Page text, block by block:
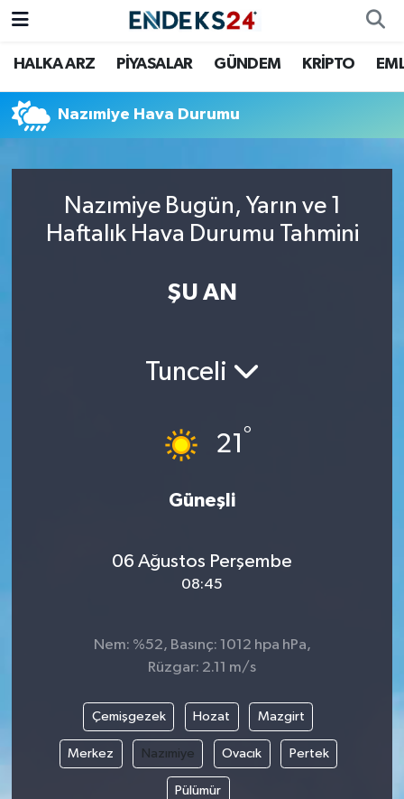
HALKA ARZ PİYASALAR GÜNDEM KRİPTO
Nazımiye Hava Durumu
Nazımiye Bugün, Yarın ve 1
Haftalık Hava Durumu Tahmini
ŞU AN
Tunceli
21 °
Güneşli
06 Ağustos Perşembe
08:45
Nem: %52, Basınç: 1012 hpa hPa,
Rüzgar: 2.11 m/s
Çemişgezek Hozat Mazgirt
Merkez Nazımiye Ovacık Pertek
Pülümür
EMLAK
ENERJİ
HALKA ARZ
Nöbetçi Eczaneler
Hava Durumu
Süper Lig Puan Durumu ve Fikstür
Son Dakika Haberleri